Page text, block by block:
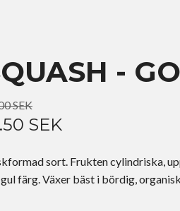
-
SEK
SEK
sort. Frukten cylindriska,
färg. Växer bäst i bördig,